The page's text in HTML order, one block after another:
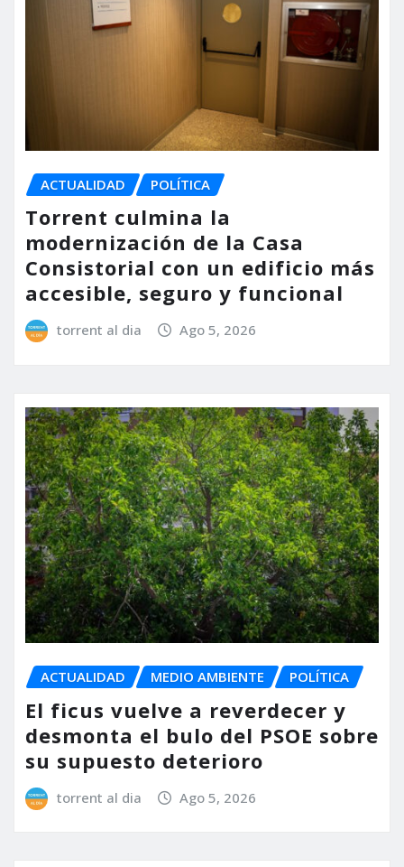
ACTUALIDAD POLÍTICA
Torrent culmina la
modernización de la Casa
Consistorial con un edificio más
accesible, seguro y funcional
torrent al dia Ago 5, 2026
ACTUALIDAD MEDIO AMBIENTE POLÍTICA
El ficus vuelve a reverdecer y
desmonta el bulo del PSOE sobre
su supuesto deterioro
torrent al dia Ago 5, 2026